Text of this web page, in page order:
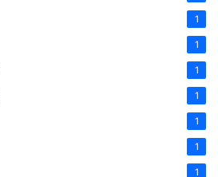
1
1
1
1
1
1
1